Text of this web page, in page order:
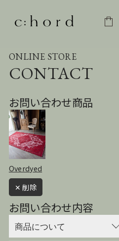
ONLINE STORE
CONTACT
お問い合わせ商品
Overdyed
✕ 削除
お問い合わせ内容